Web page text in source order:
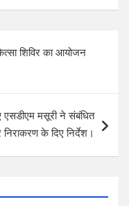
ar
शिविर का आयोजन
मसूरी ने संबंधित
के दिए निर्देश।